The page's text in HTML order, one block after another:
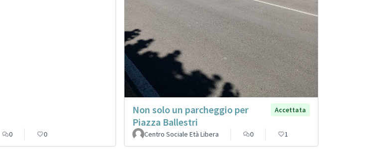
0 0
Non solo un parcheggio per
Piazza Ballestri
Accettata
Centro Sociale Età Libera 0 1